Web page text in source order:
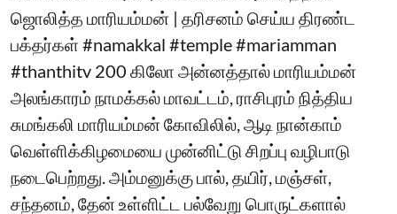
ஜொலித்த மாரியம்மன் | தரிசனம் செய்ய திரண்ட
பக்தர்கள் #namakkal #temple #mariamman
#thanthitv 200 கிலோ அன்னத்தால் மாரியம்மன்
அலங்காரம் நாமக்கல் மாவட்டம், ராசிபுரம் நித்திய
சுமங்கலி மாரியம்மன் கோவிலில், ஆடி நான்காம்
வெள்ளிக்கிழமையை முன்னிட்டு சிறப்பு வழிபாடு
நடைபெற்றது. அம்மனுக்கு பால், தயிர், மஞ்சள்,
சந்தனம், தேன் உள்ளிட்ட பல்வேறு பொருட்களால்